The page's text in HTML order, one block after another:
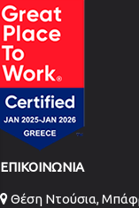
ΕΠΙΚΟΙΝΩΝΙΑ
Θέση Ντούσια,